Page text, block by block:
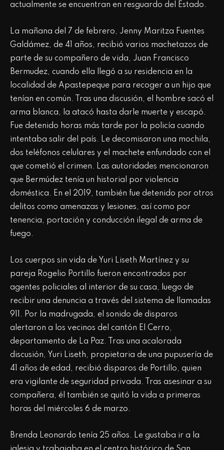
actualmente se encuentran en resguardo del Estado.
La mañana del 7 de febrero, Jenny Maritza Fuentes
Galdámez, de 41 años, recibió varios machetazos de
parte de su compañero de vida, Juan Francisco
Bermudez, cuando ella llegó a su residencia en la
localidad de Apastepeque para recoger a un hijo que
tenían en común. Tras una discusión, el hombre sacó el
arma blanca, la atacó hasta darle muerte y escapó.
Fue detenido horas más tarde por la policía cuando
intentaba salir del país. Le decomisaron una mochila,
dos teléfonos celulares y el machete enfundado con el
que cometió el crimen. Las autoridades mencionaron
que Bermúdez tenía un historial por violencia
doméstica. En el 2019, también fue detenido por otros
delitos como amenazas y lesiones, así como por
tenencia, portación y conducción ilegal de arma de
fuego.
Los cuerpos sin vida de Yuri Liseth Martínez y su
pareja Rogelio Portillo fueron encontrados por
agentes policiales al interior de su casa, luego de
recibir una denuncia a través del sistema de llamadas
911. Por la madrugada, el sonido de disparos
alertaron a los vecinos del cantón El Cerro,
departamento de La Paz. Tras una acalorada
discusión, Yuri Liseth, propietaria de una pupusería de
41 años de edad, recibió disparos de Portillo, quien
era vigilante de seguridad privada. Tras asesinar a su
compañera, él también se quitó la vida a primeras
horas del miércoles 6 de marzo.
Brenda Leonardo tenía 25 años. Le gustaba ir a la